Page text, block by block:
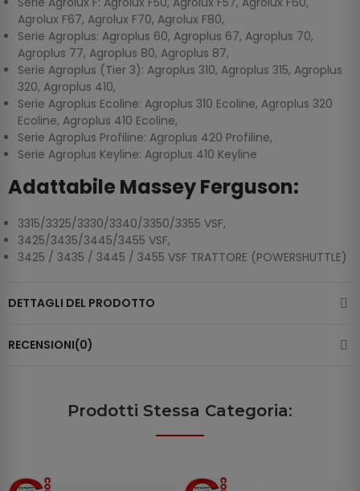
Agrolux F67, Agrolux F70, Agrolux F80,
Serie Agroplus: Agroplus 60, Agroplus 67, Agroplus 70,
Agroplus 77, Agroplus 80, Agroplus 87,
Serie Agroplus (Tier 3): Agroplus 310, Agroplus 315, Agroplus
320, Agroplus 410,
Serie Agroplus Ecoline: Agroplus 310 Ecoline, Agroplus 320
Ecoline, Agroplus 410 Ecoline,
Serie Agroplus Profiline: Agroplus 420 Profiline,
Serie Agroplus Keyline: Agroplus 410 Keyline
Adattabile Massey Ferguson:
3315/3325/3330/3340/3350/3355 VSF,
3425/3435/3445/3455 VSF,
3425 / 3435 / 3445 / 3455 VSF TRATTORE (POWERSHUTTLE)
DETTAGLI DEL PRODOTTO
RECENSIONI(0)
Prodotti Stessa Categoria: